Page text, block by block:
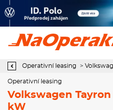
Operativní leasing Volkswagen Tayron People 2,0
Operativní leasing >
Operativní leasing
Volkswagen Tayron
kW